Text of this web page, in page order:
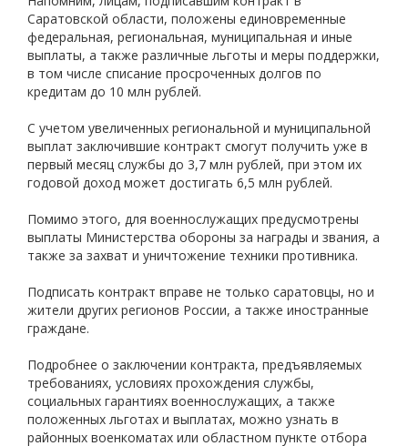
Саратовской области, положены единовременные
федеральная, региональная, муниципальная и иные
выплаты, а также различные льготы и меры поддержки,
в том числе списание просроченных долгов по
кредитам до 10 млн рублей.
С учетом увеличенных региональной и муниципальной
выплат заключившие контракт смогут получить уже в
первый месяц службы до 3,7 млн рублей, при этом их
годовой доход может достигать 6,5 млн рублей.
Помимо этого, для военнослужащих предусмотрены
выплаты Министерства обороны за награды и звания, а
также за захват и уничтожение техники противника.
Подписать контракт вправе не только саратовцы, но и
жители других регионов России, а также иностранные
граждане.
Подробнее о заключении контракта, предъявляемых
требованиях, условиях прохождения службы,
социальных гарантиях военнослужащих, а также
положенных льготах и выплатах, можно узнать в
районных военкоматах или областном пункте отбора